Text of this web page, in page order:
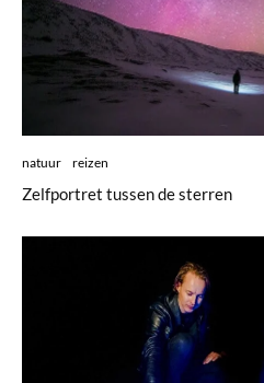
natuur reizen
Zelfportret tussen de sterren